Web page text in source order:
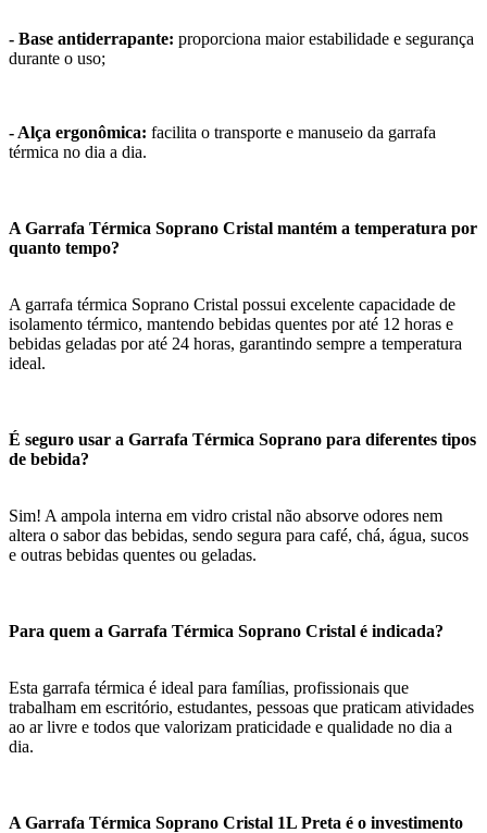
- Base antiderrapante: proporciona maior estabilidade e segurança
durante o uso;
- Alça ergonômica: facilita o transporte e manuseio da garrafa
térmica no dia a dia.
A Garrafa Térmica Soprano Cristal mantém a temperatura por
quanto tempo?
A garrafa térmica Soprano Cristal possui excelente capacidade de
isolamento térmico, mantendo bebidas quentes por até 12 horas e
bebidas geladas por até 24 horas, garantindo sempre a temperatura
ideal.
É seguro usar a Garrafa Térmica Soprano para diferentes tipos
de bebida?
Sim! A ampola interna em vidro cristal não absorve odores nem
altera o sabor das bebidas, sendo segura para café, chá, água, sucos
e outras bebidas quentes ou geladas.
Para quem a Garrafa Térmica Soprano Cristal é indicada?
Esta garrafa térmica é ideal para famílias, profissionais que
trabalham em escritório, estudantes, pessoas que praticam atividades
ao ar livre e todos que valorizam praticidade e qualidade no dia a
dia.
A Garrafa Térmica Soprano Cristal 1L Preta é o investimento